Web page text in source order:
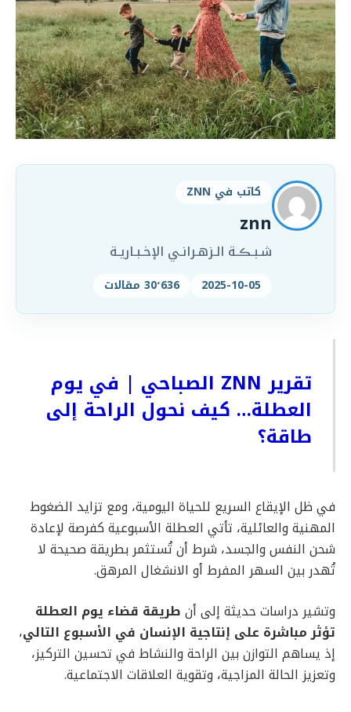
كاتب في ZNN
znn
شـبـڪـة الـزهـرانـي الإخـبـاريـة
2025-10-05 30٬636 مقالات
تقرير ZNN الصباحي | في يوم
العطلة… كيف نحول الراحة إلى
طاقة؟
في ظل الإيقاع السريع للحياة اليومية، ومع تزايد الضغوط
المهنية والعائلية، تأتي العطلة الأسبوعية كفرصة لإعادة
شحن النفس والجسد، شرط أن تُستثمر بطريقة صحيحة لا
تُهدر بين السهر المفرط أو الانشغال المرهق.
وتشير دراسات حديثة إلى أن طريقة قضاء يوم العطلة
تؤثر مباشرة على إنتاجية الإنسان في الأسبوع التالي،
إذ يساهم التوازن بين الراحة والنشاط في تحسين التركيز،
وتعزيز الحالة المزاجية، وتقوية العلاقات الاجتماعية.